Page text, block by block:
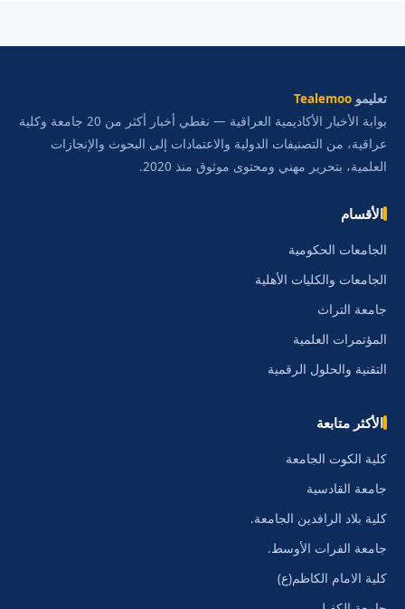
تعليمو Tealemoo
بوابة الأخبار الأكاديمية العراقية — نغطي أخبار أكثر من 20 جامعة وكلية
عراقية، من التصنيفات الدولية والاعتمادات إلى البحوث والإنجازات
العلمية، بتحرير مهني ومحتوى موثوق منذ 2020.
الأقسام
الجامعات الحكومية
الجامعات والكليات الأهلية
جامعة التراث
المؤتمرات العلمية
التقنية والحلول الرقمية
الأكثر متابعة
كلية الكوت الجامعة
جامعة القادسية
كلية بلاد الرافدين الجامعة.
جامعة الفرات الأوسط.
كلية الامام الكاظم(ع)